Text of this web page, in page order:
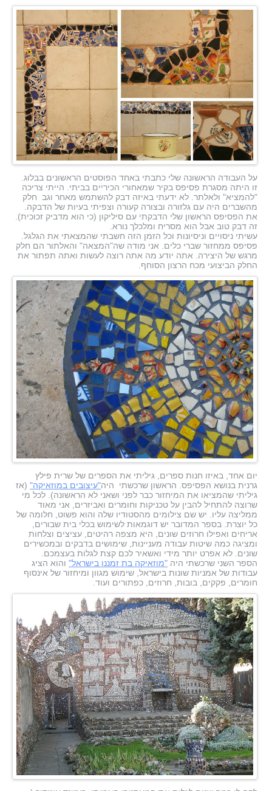
על העבודה הראשונה שלי כתבתי באחד הפוסטים הראשונים בבלוג.
זו היתה מסגרת פסיפס בקיר שמאחורי הכיריים בביתי. הייתי צריכה
"להמציא" ולאלתר. לא ידעתי באיזה דבק להשתמש מאחר וגב חלק
מהשברים היה עם גלזורה ובצורה קעורה וצפיתי בעיות של הדבקה.
את הפסיפס הראשון שלי הדבקתי עם סיליקון (כי הוא מדביק זכוכית).
זה דבק טוב אבל הוא מסריח ומלכלך נורא.
עשיתי ניסויים וניסיונות וכל הזמן הזה חשבתי שהמצאתי את הגלגל.
פסיפס ממחזור שברי כלים. אני מודה שה"המצאה" והאלתור הם חלק
מרגש של היצירה. אתה יודע מה אתה רוצה לעשות ואתה תפתור את
החלק הביצועי מכח הרצון הסוחף.
יום אחד, באיזו חנות ספרים, גיליתי את הספרים של שרית פילץ
גרנית בנושא הפסיפס. הראשון שרכשתי היה"עיצובים במוזאיקה" (אז
גיליתי שהמציאו את המיחזור כבר לפני ושאני לא הראשונה). לכל מי
שרוצה להתחיל להבין על טכניקות וחומרים ואביזרים, אני מאוד
ממליצה עליו. יש שם צילומים מהסטודיו שלה והוא פשוט, חלומה של
כל יוצרת. בספר המדובר יש דוגמאות לשימוש בכלי בית שבורים,
אריחים ואפילו חרוזים שונים, היא מצפה רהיטים, עציצים וצלחות
ומציגה כמה שיטות עבודה מעניינות, שימושים בדבקים ובמכשירים
שונים. לא אפרט יותר מידי ואשאיר לכם קצת לגלות בעצמכם.
הספר השני שרכשתי היה "מוזאיקה בת זמננו בישראל" והוא הציג
עבודות של אמניות שונות בישראל, שימוש מגוון ומיחזור של אינסוף
חומרים, פקקים, בובות, חרוזים, כפתורים ועוד.